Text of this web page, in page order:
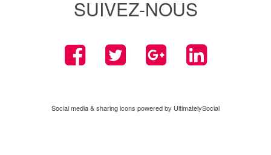
SUIVEZ-NOUS
Social media & sharing icons powered by UltimatelySocial